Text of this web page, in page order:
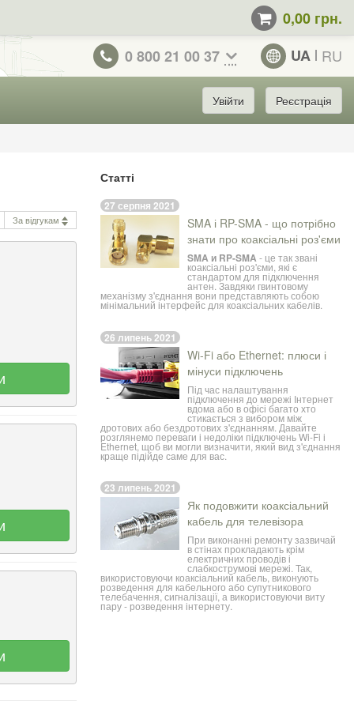
0,00 грн.
0 800 21 00 37 UA RU
Увійти Реєстрація
За відгукам
Статті
27 серпня 2021
SMA і RP-SMA - що потрібно
знати про коаксіальні роз'єми
SMA и RP-SMA- це так звані
коаксіальні роз'єми, які є
стандартом для підключення
антен. Завдяки гвинтовому
механізму з'єднання вони представляють собою
мінімальний інтерфейс для коаксіальних кабелів.
26 липень 2021
Wi-Fi або Ethernet: плюси і
мінуси підключень
Під час налаштування
підключення до мережі Інтернет
вдома або в офісі багато хто
стикається з вибором між
дротових або бездротових з'єднанням. Давайте
розглянемо переваги і недоліки підключень Wi-Fi і
Ethernet, щоб ви могли визначити, який вид з'єднання
краще підійде саме для вас.
23 липень 2021
Як подовжити коаксіальний
кабель для телевізора
При виконанні ремонту зазвичай
в стінах прокладають крім
електричних проводів і
слабкострумові мережі. Так,
використовуючи коаксіальний кабель, виконують
розведення для кабельного або супутникового
телебачення, сигналізації, а використовуючи виту
пару - розведення інтернету.